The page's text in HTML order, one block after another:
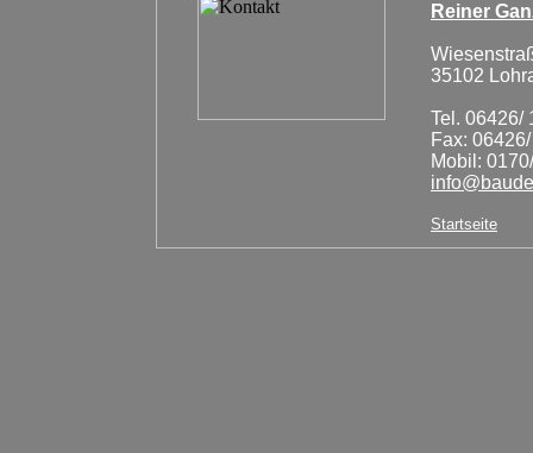
Reiner
35102
Tel. 06426/
Fax:
Mobil:
Startseite